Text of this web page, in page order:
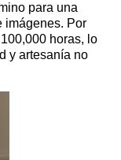
para una
imágenes. Por
horas, lo
y artesanía no